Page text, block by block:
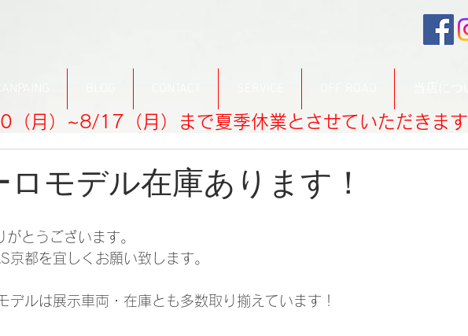
（月）~8/17（月）まで夏季休業とさせていただきます
モデル在庫あります！
とうございます。
京都を宜しくお願い致します。
デルは展示車両・在庫とも多数取り揃えています！